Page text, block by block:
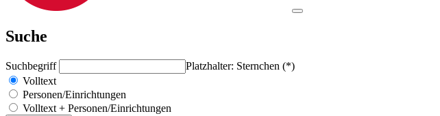
Suche
Suchbegriff
Platzhalter: Sternchen (*)
Volltext
Personen/Einrichtungen
Volltext + Personen/Einrichtungen